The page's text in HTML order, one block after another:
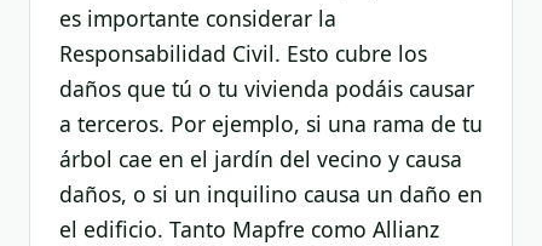
es importante considerar la
Responsabilidad Civil. Esto cubre los
daños que tú o tu vivienda podáis causar
a terceros. Por ejemplo, si una rama de tu
árbol cae en el jardín del vecino y causa
daños, o si un inquilino causa un daño en
el edificio. Tanto Mapfre como Allianz